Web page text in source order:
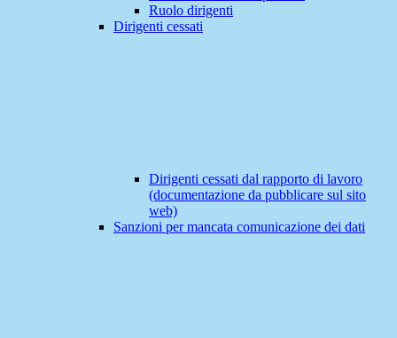
Ruolo dirigenti
Dirigenti cessati
Dirigenti cessati dal rapporto di lavoro
(documentazione da pubblicare sul sito
web)
Sanzioni per mancata comunicazione dei dati